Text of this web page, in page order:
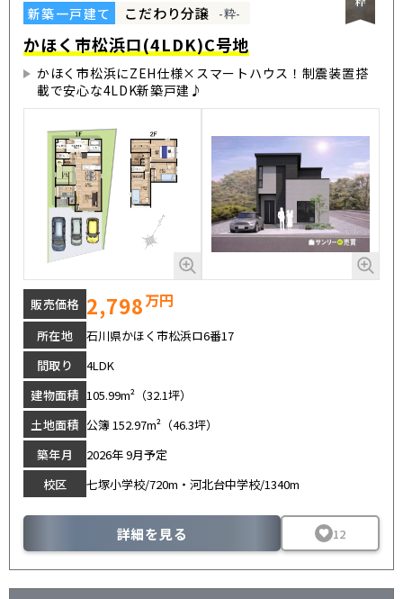
新築一戸建て こだわり分譲 -粋-
かほく市松浜ロ(4LDK)C号地
かほく市松浜にZEH仕様×スマートハウス！制震装置搭
載で安心な4LDK新築戸建♪
販売価格 2,798万円
所在地
石川県かほく市松浜ロ6番17
間取り
4LDK
建物面積 105.99m²（32.1坪）
土地面積 公簿 152.97m²（46.3坪）
築年月
2026年 9月予定
校区
七塚小学校/720m・河北台中学校/1340m
詳細を見る 12